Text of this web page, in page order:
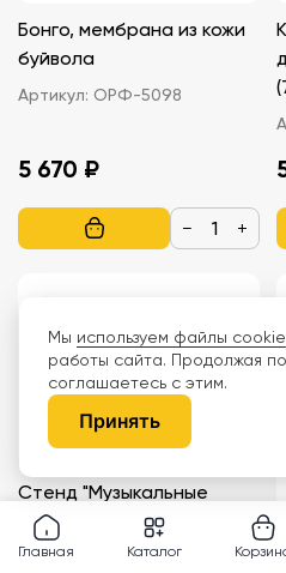
Бонго, мембрана из кожи
буйвола
Артикул: ОРФ-5098
5 670 ₽
− +
Стенд "Музыкальные
лады"
Артикул: КАЛП-МШ-0110_С
Главная Каталог
Мы используем файлы cookie
работы сайта. Продолжая
соглашаетесь с этим.
Принять